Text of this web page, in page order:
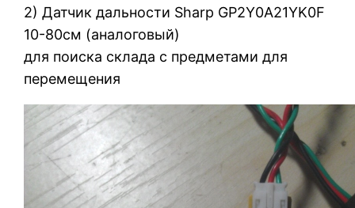
2) Датчик дальности Sharp GP2Y0A21YK0F
10-80см (аналоговый)
для поиска склада с предметами для
перемещения